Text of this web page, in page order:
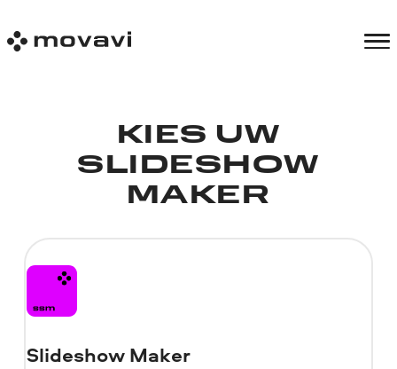
KIES UW
SLIDESHOW
MAKER
Slideshow Maker